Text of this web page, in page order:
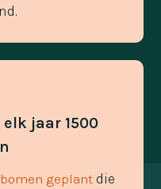
jaar 1500
bomen geplantdie